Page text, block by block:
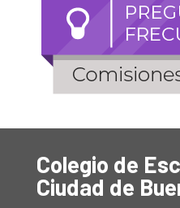
Colegio de
Ciudad de